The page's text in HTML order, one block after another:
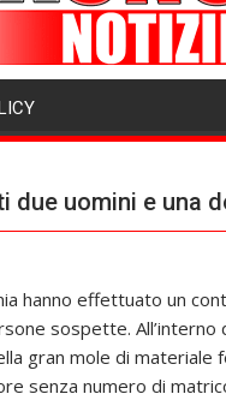
due uomini e una
hanno effettuato un
sospette.
gran mole di materiale
senza numero di